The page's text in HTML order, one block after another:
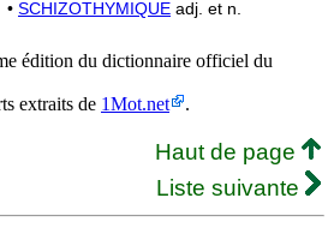
• SCHIZOTHYMIQUE adj. et n.
édition du dictionnaire officiel du
extraits de 1Mot.net .
Haut de page
Liste suivante